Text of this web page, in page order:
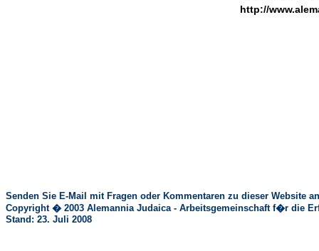
http://
Senden Sie E-Mail mit Fragen oder Kommentaren zu dieser Website
Copyright � 2003 Alemannia Judaica - Arbeitsgemeinschaft f�r die
Stand: 23. Juli 2008